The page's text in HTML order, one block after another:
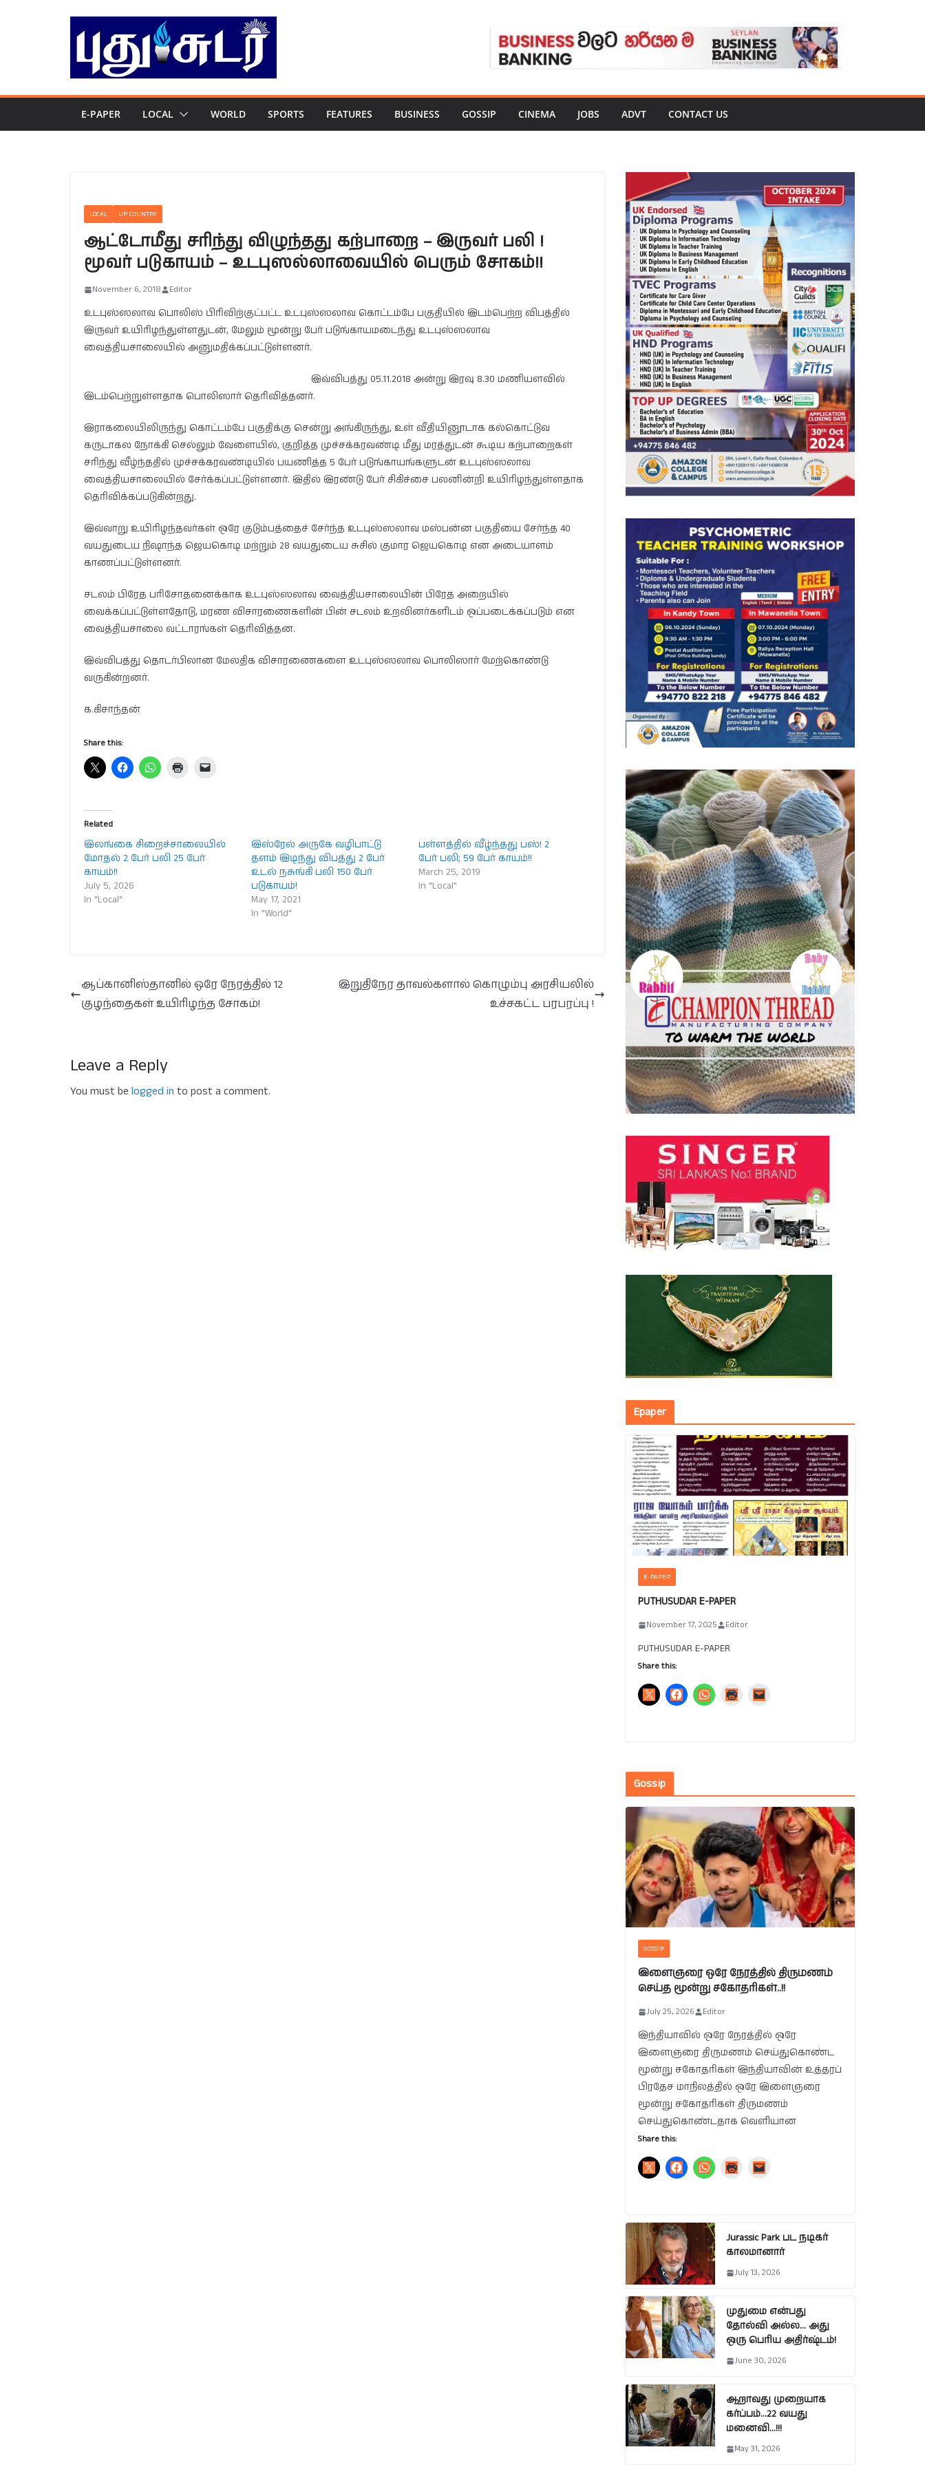
E-PAPER LOCAL WORLD SPORTS FEATURES BUSINESS GOSSIP CINEMA JOBS ADVT CONTACT US
LOCAL UP COUNTRY
ஆட்டோமீது சரிந்து விழுந்தது கற்பாறை – இருவர் பலி !
மூவர் படுகாயம் – உடபுஸல்லாவையில் பெரும் சோகம்!!
November 6, 2018 Editor
உடபுஸ்ஸலாவ பொலிஸ் பிரிவிற்குட்பட்ட உடபுஸ்ஸலாவ கொட்டம்பே பகுதியில் இடம்பெற்ற விபத்தில்
இருவர் உயிரிழந்துள்ளதுடன், மேலும் மூன்று பேர் படுங்காயமடைந்து உடபுஸ்ஸலாவ
வைத்தியசாலையில் அனுமதிக்கப்பட்டுள்ளனர்.
இவ்விபத்து 05.11.2018 அன்று இரவு 8.30 மணியளவில்
இடம்பெற்றுள்ளதாக பொலிஸார் தெரிவித்தனர்.
இராகலையிலிருந்து கொட்டம்பே பகுதிக்கு சென்று அங்கிருந்து, உள் வீதியினூடாக கல்கொட்டுவ
கருடாகல நோக்கி செல்லும் வேளையில், குறித்த முச்சக்கரவண்டி மீது மரத்துடன் கூடிய கற்பாறைகள்
சரிந்து வீழ்ந்ததில் முச்சக்கரவண்டியில் பயணித்த 5 பேர் படுங்காயங்களுடன் உடபுஸ்ஸலாவ
வைத்தியசாலையில் சேர்க்கப்பட்டுள்ளனர். இதில் இரண்டு பேர் சிகிச்சை பலனின்றி உயிரிழந்துள்ளதாக
தெரிவிக்கப்படுகின்றது.
இவ்வாறு உயிரிழந்தவர்கள் ஒரே குடும்பத்தைச் சேர்ந்த உடபுஸ்ஸலாவ மஸ்பன்ன பகுதியை சேர்ந்த 40
வயதுடைய நிஷாந்த ஜெயகொடி மற்றும் 28 வயதுடைய சுசில் குமார ஜெயகொடி என அடையாளம்
காணப்பட்டுள்ளனர்.
சடலம் பிரேத பரிசோதனைக்காக உடபுஸ்ஸலாவ வைத்தியசாலையின் பிரேத அறையில்
வைக்கப்பட்டுள்ளதோடு, மரண விசாரணைகளின் பின் சடலம் உறவினர்களிடம் ஒப்படைக்கப்படும் என
வைத்தியசாலை வட்டாரங்கள் தெரிவித்தன.
இவ்விபத்து தொடர்பிலான மேலதிக விசாரணைகளை உடபுஸ்ஸலாவ பொலிஸார் மேற்கொண்டு
வருகின்றனர்.
க.கிசாந்தன்
Share this:
Related
இலங்கை சிறைச்சாலையில்
மோதல் 2 பேர் பலி 25 பேர்
காயம்!!
July 5, 2026
In "Local"
இஸ்ரேல் அருகே வழிபாட்டு
தளம் இடிந்து விபத்து 2 பேர்
உடல் நசுங்கி பலி 150 பேர்
படுகாயம்!
May 17, 2021
In "World"
பள்ளத்தில் வீழ்ந்தது பஸ்! 2
பேர் பலி; 59 பேர் காயம்!!
March 25, 2019
In "Local"
ஆப்கானிஸ்தானில் ஒரே நேரத்தில் 12
குழந்தைகள் உயிரிழந்த சோகம்!
இறுதிநேர தாவல்களால் கொழும்பு அரசியலில்
உச்சகட்ட பரபரப்பு !
Leave a Reply
You must be logged in to post a comment.
Epaper
E-PAPER
PUTHUSUDAR E-PAPER
November 17, 2025 Editor
PUTHUSUDAR E-PAPER
Share this:
Gossip
GOSSIP
இளைஞரை ஒரே நேரத்தில் திருமணம்
செய்த மூன்று சகோதரிகள்..!!
July 25, 2026 Editor
இந்தியாவில் ஒரே நேரத்தில் ஒரே
இளைஞரை திருமணம் செய்துகொண்ட
மூன்று சகோதரிகள் இந்தியாவின் உத்தரப்
பிரதேச மாநிலத்தில் ஒரே இளைஞரை
மூன்று சகோதரிகள் திருமணம்
செய்துகொண்டதாக வெளியான
Share this:
Jurassic Park பட நடிகர்
காலமானார்
July 13, 2026
முதுமை என்பது
தோல்வி அல்ல… அது
ஒரு பெரிய அதிர்ஷ்டம்!
June 30, 2026
ஆறாவது முறையாக
கர்ப்பம்…22 வயது
மனைவி…!!!
May 31, 2026